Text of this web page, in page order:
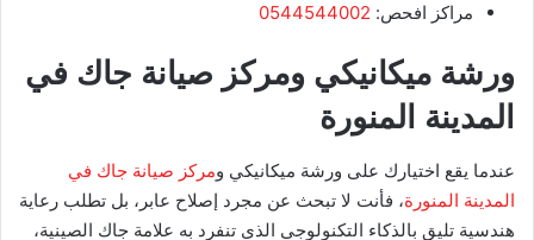
مراكز افحص: 0544544002
​ورشة ميكانيكي ومركز صيانة جاك في
المدينة المنورة
​عندما يقع اختيارك على ورشة ميكانيكي ومركز صيانة جاك في
المدينة المنورة، فأنت لا تبحث عن مجرد إصلاح عابر، بل تطلب رعاية
هندسية تليق بالذكاء التكنولوجي الذي تنفرد به علامة جاك الصينية،